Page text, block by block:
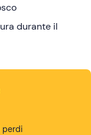
durante il
perdi